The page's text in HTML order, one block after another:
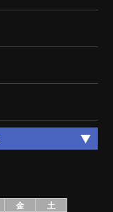
金 土